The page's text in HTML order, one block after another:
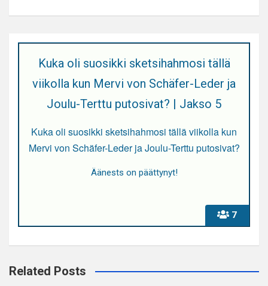
7
Kuka oli suosikki sketsihahmosi tällä
viikolla kun Mervi von Schäfer-Leder ja
Joulu-Terttu putosivat? | Jakso 5
Kuka oli suosikki sketsihahmosi tällä viikolla kun
Mervi von Schäfer-Leder ja Joulu-Terttu putosivat?
Äänests on päättynyt!
Related Posts